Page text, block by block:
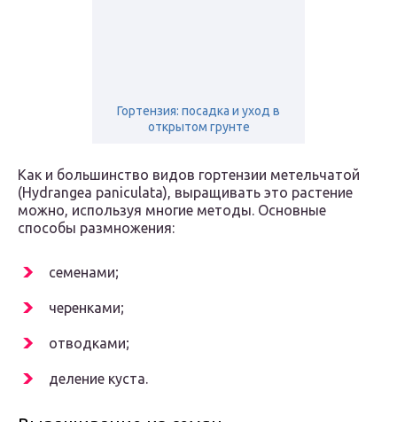
Гортензия: посадка и уход в
открытом грунте
Как и большинство видов гортензии метельчатой
(Hydrangea paniculata), выращивать это растение
можно, используя многие методы. Основные
способы размножения:
семенами;
черенками;
отводками;
деление куста.